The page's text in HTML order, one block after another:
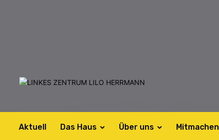
Aktuell Das Haus Über uns Mitmachen